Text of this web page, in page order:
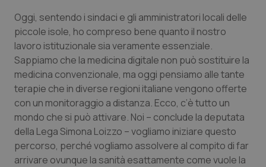
Toscana
Umbria
Valle D’Aosta
Veneto
Obesità
Oftalmologia
Oncodermatologia
Oncoematologia
Oncologia & Nutrizione
Oggi, sentendo i sindaci e gli amministratori locali delle
piccole isole, ho compreso bene quanto il nostro
lavoro istituzionale sia veramente essenziale.
Sappiamo che la medicina digitale non può sostituire la
medicina convenzionale, ma oggi pensiamo alle tante
terapie che in diverse regioni italiane vengono offerte
con un monitoraggio a distanza. Ecco, c’è tutto un
mondo che si può attivare. Noi – conclude la deputata
della Lega Simona Loizzo – vogliamo iniziare questo
percorso, perché vogliamo assolvere al compito di far
arrivare ovunque la sanità esattamente come vuole la